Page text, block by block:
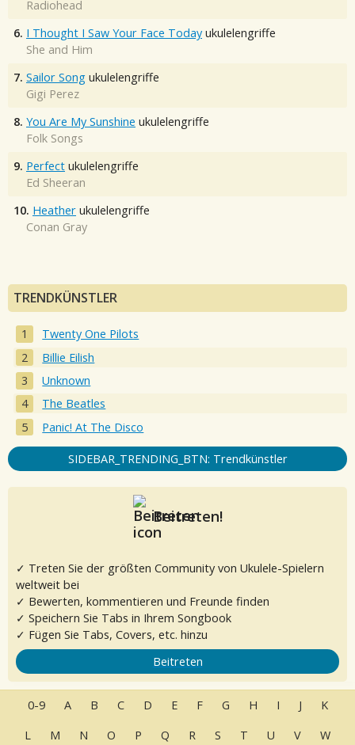
Radiohead
6. I Thought I Saw Your Face Today ukulelengriffe
She and Him
7. Sailor Song ukulelengriffe
Gigi Perez
8. You Are My Sunshine ukulelengriffe
Folk Songs
9. Perfect ukulelengriffe
Ed Sheeran
10. Heather ukulelengriffe
Conan Gray
TRENDKÜNSTLER
Twenty One Pilots
Billie Eilish
Unknown
The Beatles
Panic! At The Disco
SIDEBAR_TRENDING_BTN: Trendkünstler
Beitreten!
✓ Treten Sie der größten Community von Ukulele-Spielern
weltweit bei
✓ Bewerten, kommentieren und Freunde finden
✓ Speichern Sie Tabs in Ihrem Songbook
✓ Fügen Sie Tabs, Covers, etc. hinzu
Beitreten
0-9 A B C D E F G H I J
K
L
M N O P Q R S T U V W